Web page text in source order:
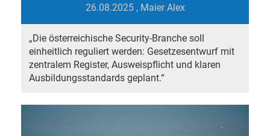
26.08.2025, Maier Alex
„Die österreichische Security-Branche soll
einheitlich reguliert werden: Gesetzesentwurf mit
zentralem Register, Ausweispflicht und klaren
Ausbildungsstandards geplant.“